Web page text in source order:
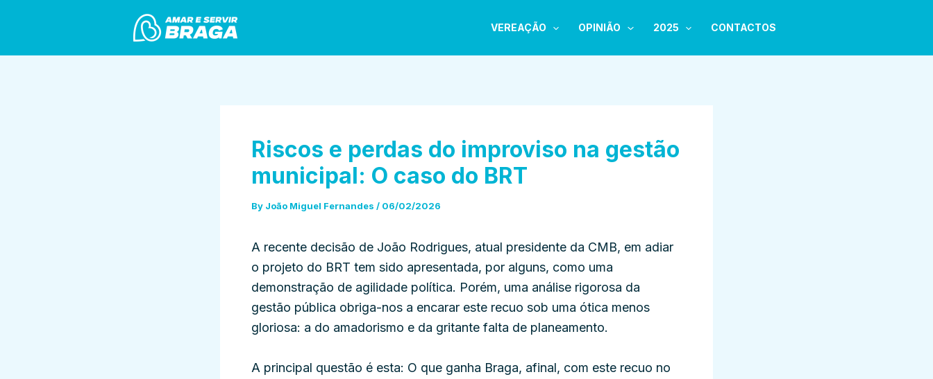
VEREAÇÃO OPINIÃO 2025 CONTACTOS
Riscos e perdas do improviso na gestão
municipal: O caso do BRT
By João Miguel Fernandes / 06/02/2026
A recente decisão de João Rodrigues, atual presidente da CMB, em adiar
o projeto do BRT tem sido apresentada, por alguns, como uma
demonstração de agilidade política. Porém, uma análise rigorosa da
gestão pública obriga-nos a encarar este recuo sob uma ótica menos
gloriosa: a do amadorismo e da gritante falta de planeamento.
A principal questão é esta: O que ganha Braga, afinal, com este recuo no
navigation